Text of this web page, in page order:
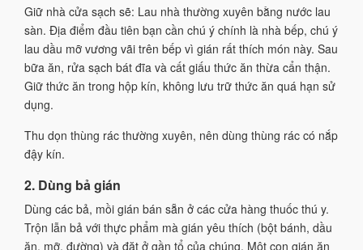
Giữ nhà cửa sạch sẽ: Lau nhà thường xuyên bằng nước lau
sàn. Địa điểm đầu tiên bạn cần chú ý chính là nhà bếp, chú ý
lau dầu mỡ vương vãi trên bếp vì gián rất thích món này. Sau
bữa ăn, rửa sạch bát đĩa và cất giấu thức ăn thừa cẩn thận.
Giữ thức ăn trong hộp kín, không lưu trữ thức ăn quá hạn sử
dụng.
Thu dọn thùng rác thường xuyên, nên dùng thùng rác có nắp
đậy kín.
2. Dùng bả gián
Dùng các bả, mồi gián bán sẵn ở các cửa hàng thuốc thú y.
Trộn lẫn bả với thực phẩm mà gián yêu thích (bột bánh, dầu
ăn, mỡ, đường) và đặt ở gần tổ của chúng. Một con gián ăn